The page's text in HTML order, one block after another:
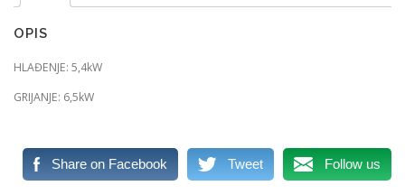
OPIS
HLAĐENJE: 5,4kW
GRIJANJE: 6,5kW
Share on Facebook Tweet Follow us